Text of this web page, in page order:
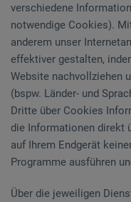
verschiedene
notwendige Cookies).
anderem unser
effektiver gestalten,
Website nachvollziehen
(bspw. Länder- und
Dritte über Cookies
die Informationen direkt
auf Ihrem Endgerät
Programme ausführen
Über die jeweiligen